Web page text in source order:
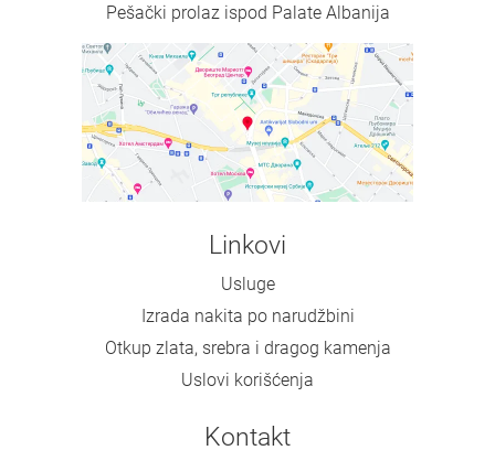
Pešački prolaz ispod Palate Albanija
Linkovi
Usluge
Izrada nakita po narudžbini
Otkup zlata, srebra i dragog kamenja
Uslovi korišćenja
Kontakt